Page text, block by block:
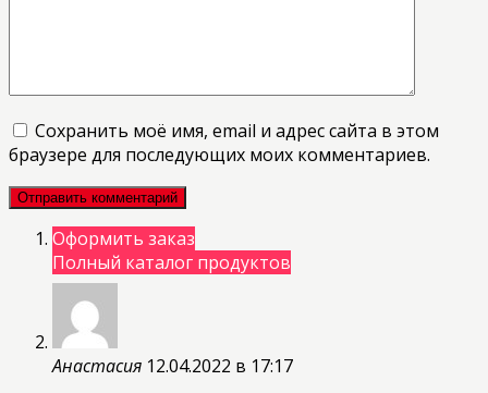
Сохранить моё имя, email и адрес сайта в этом
браузере для последующих моих комментариев.
Оформить заказ
Полный каталог продуктов
Анастасия 12.04.2022 в 17:17